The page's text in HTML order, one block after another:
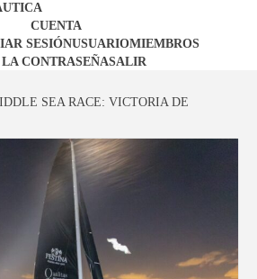
CUENTA
SESIÓNUSUARIOMIEMBROS
CONTRASEÑASALIR
SEA RACE: VICTORIA DE